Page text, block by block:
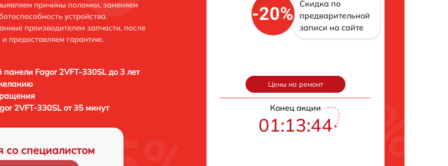
причины поломки, заменяем
устройства.
производителем запчасти, после
предоставляем гарантию.
панели Fagor 2VFT-330SL до 3 лет
2VFT-330SL от 35 минут
со специалистом
-20%
Скидка по
предварительной
записи на сайте
Цены на ремонт
Конец акции
01:13:43